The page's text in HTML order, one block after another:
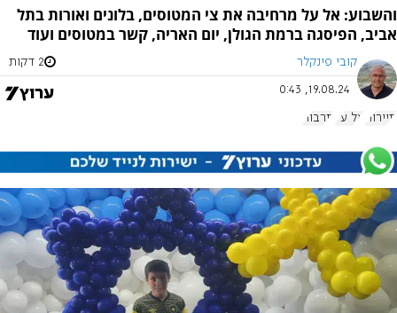
והשבוע: אל על מרחיבה את צי המטוסים, בלונים ואורות בתל
אביב, הפיסגה ברמת הגולן, יום האריה, קשר במטוסים ועוד
קובי פינקלר 2 דקות
19.08.24, 0:43
תיירות אל על תרבות